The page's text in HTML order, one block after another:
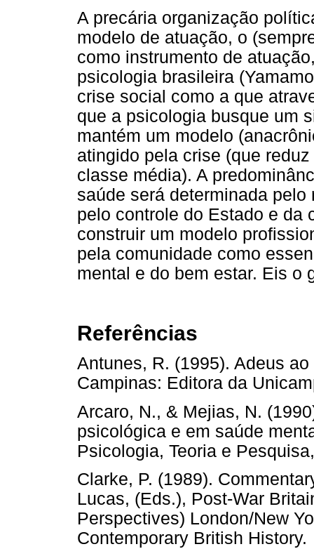
A precária organização
modelo de atuação, o
como instrumento de
psicologia brasileira
crise social como a que
que a psicologia busque um
mantém um modelo
atingido pela crise (que
classe média). A
saúde será determinada
pelo controle do Estado e da
construir um modelo
pela comunidade como
mental e do bem estar. Eis o
Referências
Antunes, R. (1995). Adeus
Campinas: Editora da
Arcaro, N., & Mejias, N.
psicológica e em saúde
Psicologia, Teoria e
Clarke, P. (1989).
Lucas, (Eds.), Post-War
Perspectives) London/New
Contemporary British History.